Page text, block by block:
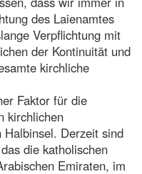
des Laienamtes
Verpflichtung mit
der Kontinuität und
kirchliche
Faktor für die
kirchlichen
Derzeit sind
die katholischen
Emiraten, im